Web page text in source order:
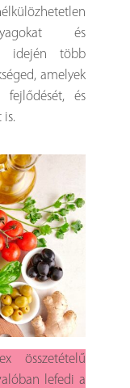
és
idején több
amelyek
fejlődését, és
is.
összetételű
lefedi a